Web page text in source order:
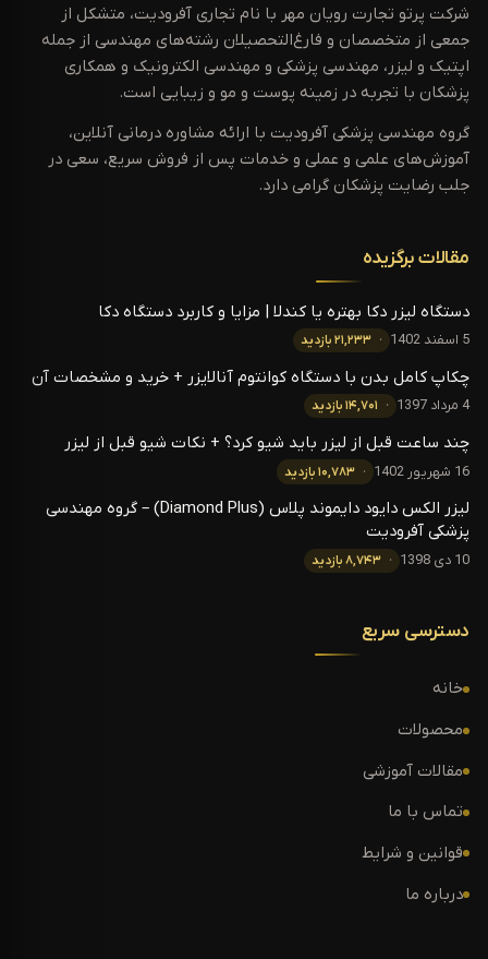
شرکت پرتو تجارت رویان مهر با نام تجاری آفرودیت، متشکل از
جمعی از متخصصان و فارغ‌التحصیلان رشته‌های مهندسی از جمله
اپتیک و لیزر، مهندسی پزشکی و مهندسی الکترونیک و همکاری
پزشکان با تجربه در زمینه پوست و مو و زیبایی است.
گروه مهندسی پزشکی آفرودیت با ارائه مشاوره درمانی آنلاین،
آموزش‌های علمی و عملی و خدمات پس از فروش سریع، سعی در
جلب رضایت پزشکان گرامی دارد.
مقالات برگزیده
دستگاه لیزر دکا بهتره یا کندلا | مزایا و کاربرد دستگاه دکا
5 اسفند 1402 ۲۱,۲۳۳ بازدید
چکاپ کامل بدن با دستگاه کوانتوم آنالایزر + خرید و مشخصات آن
4 مرداد 1397 ۱۴,۷۰۱ بازدید
چند ساعت قبل از لیزر باید شیو کرد؟ + نکات شیو قبل از لیزر
16 شهریور 1402 ۱۰,۷۸۳ بازدید
لیزر الکس دایود دایموند پلاس (Diamond Plus) – گروه مهندسی
پزشکی آفرودیت
10 دی 1398 ۸,۷۴۳ بازدید
دسترسی سریع
خانه
محصولات
مقالات آموزشی
تماس با ما
قوانین و شرایط
درباره ما